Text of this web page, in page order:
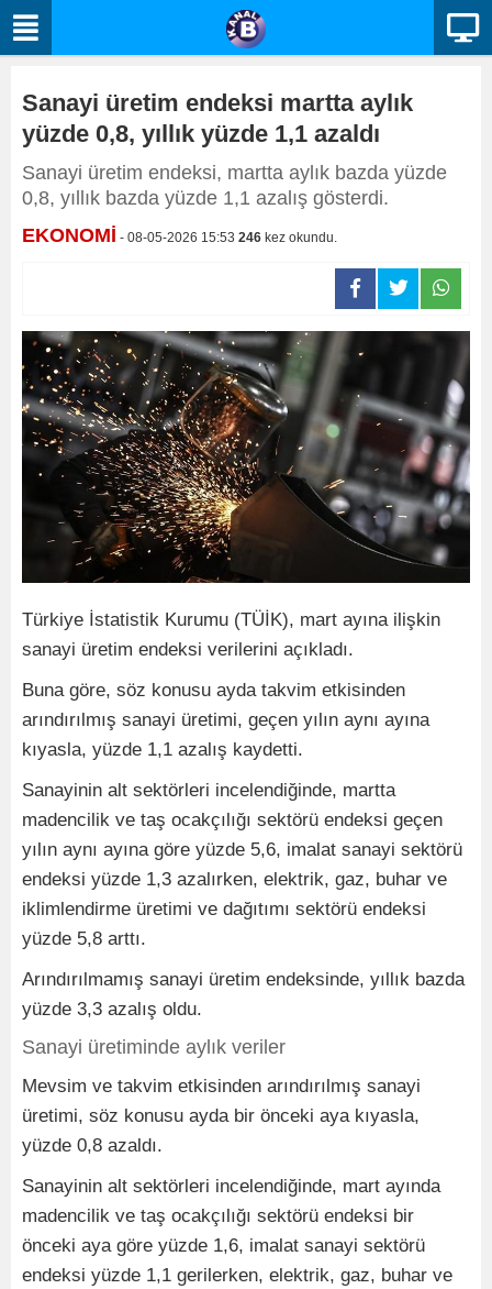
Sanayi üretim endeksi martta aylık
yüzde 0,8, yıllık yüzde 1,1 azaldı
Sanayi üretim endeksi, martta aylık bazda yüzde
0,8, yıllık bazda yüzde 1,1 azalış gösterdi.
EKONOMİ - 08-05-2026 15:53 246 kez okundu.
Türkiye İstatistik Kurumu (TÜİK), mart ayına ilişkin
sanayi üretim endeksi verilerini açıkladı.
Buna göre, söz konusu ayda takvim etkisinden
arındırılmış sanayi üretimi, geçen yılın aynı ayına
kıyasla, yüzde 1,1 azalış kaydetti.
Sanayinin alt sektörleri incelendiğinde, martta
madencilik ve taş ocakçılığı sektörü endeksi geçen
yılın aynı ayına göre yüzde 5,6, imalat sanayi sektörü
endeksi yüzde 1,3 azalırken, elektrik, gaz, buhar ve
iklimlendirme üretimi ve dağıtımı sektörü endeksi
yüzde 5,8 arttı.
Arındırılmamış sanayi üretim endeksinde, yıllık bazda
yüzde 3,3 azalış oldu.
Sanayi üretiminde aylık veriler
Mevsim ve takvim etkisinden arındırılmış sanayi
üretimi, söz konusu ayda bir önceki aya kıyasla,
yüzde 0,8 azaldı.
Sanayinin alt sektörleri incelendiğinde, mart ayında
madencilik ve taş ocakçılığı sektörü endeksi bir
önceki aya göre yüzde 1,6, imalat sanayi sektörü
endeksi yüzde 1,1 gerilerken, elektrik, gaz, buhar ve